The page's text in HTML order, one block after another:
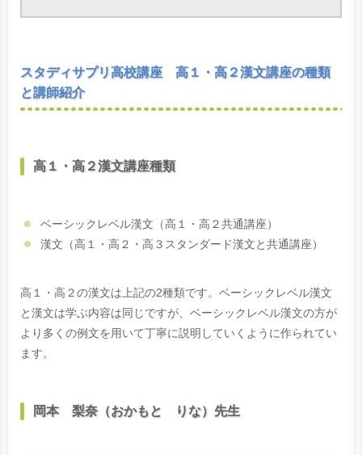
スタディサプリ高校講座 高１・高２漢文講座の種類
と講師紹介
高１・高２漢文講座種類
ベーシックレベル漢文（高１・高２共通講座）
漢文（高１・高２・高３スタンダード漢文と共通講座）
高１・高２の漢文は上記の2種類です。ベーシックレベル漢文
と漢文は学ぶ内容は同じですが、ベーシックレベル漢文の方が
より多くの例文を用いて丁寧に説明していくように作られてい
ます。
岡本 梨奈（おかもと りな）先生